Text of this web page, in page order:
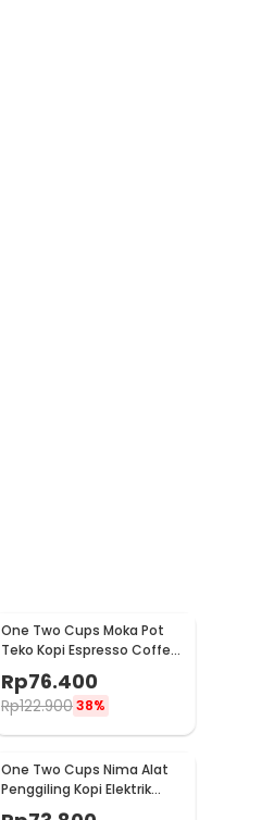
One Two Cups Moka Pot
Teko Kopi Espresso Coffee
Stovetop 6 Cup 300ml -
Z20
Rp76.400
Rp122.90038%
One Two Cups Nima Alat
Penggiling Kopi Elektrik
Bumbu Coffee Grinder -